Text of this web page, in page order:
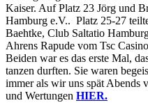
Kaiser. Auf Platz 23 Jörg und
Hamburg e.V.. Platz 25-27
Baehtke, Club Saltatio
Ahrens Rapude vom Tsc
Beiden war es das erste Mal,
tanzen durften. Sie waren
immer als wir uns spät Abends
und Wertungen HIER.